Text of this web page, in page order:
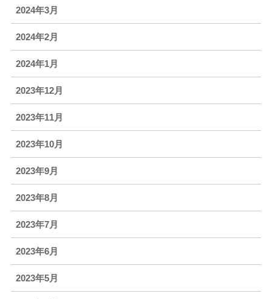
2024年3月
2024年2月
2024年1月
2023年12月
2023年11月
2023年10月
2023年9月
2023年8月
2023年7月
2023年6月
2023年5月